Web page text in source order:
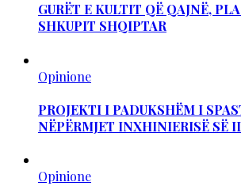
GURËT E KULTIT QË QAJNË,
SHKUPIT SHQIPTAR
Opinione
PROJEKTI I PADUKSHËM I
NËPËRMJET INXHINIERISË SË
Opinione